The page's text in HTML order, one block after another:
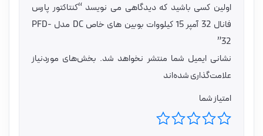
اولین کسی باشید که دیدگاهی می نویسد “کنتاکتور پارس
فانال 32 آمپر 15 کیلووات بوبین های خاص DC مدل PFD-
32”
نشانی ایمیل شما منتشر نخواهد شد. بخش‌های موردنیاز
علامت‌گذاری شده‌اند
امتیاز شما